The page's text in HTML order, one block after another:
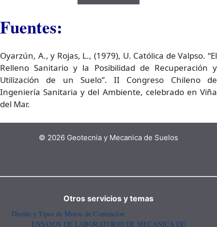
Fuentes:
Oyarzún, A., y Rojas, L., (1979), U. Católica de Valpso. “El
Relleno Sanitario y la Posibilidad de Recuperación y
Utilización de un Suelo”. II Congreso Chileno de
Ingeniería Sanitaria y del Ambiente, celebrado en Viña
del Mar.
© 2026 Geotecnia y Mecanica de Suelos
Otros servicios y temas
Diseño y Tipos de Muros de Contencion
ENSAYOS DE LABORATORIO DE MECANICA DE